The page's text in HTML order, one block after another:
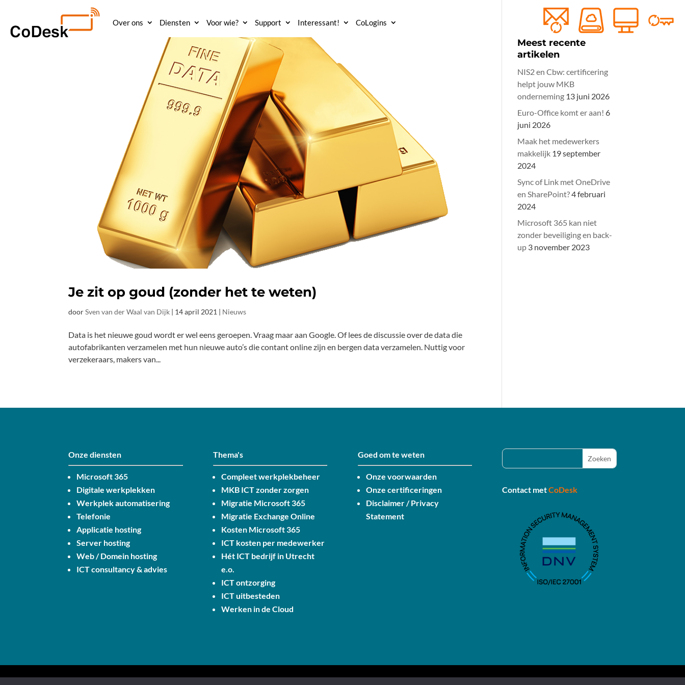
Over ons Diensten Voor wie? Support Interessant! CoLogins
Je zit op goud (zonder het te weten)
doorSven van der Waal van Dijk | 14 april 2021 | Nieuws
Data is het nieuwe goud wordt er wel eens geroepen. Vraag maar aan Google. Of lees de discussie over de data die
autofabrikanten verzamelen met hun nieuwe auto’s die contant online zijn en bergen data verzamelen. Nuttig voor
verzekeraars, makers van...
Meest recente
artikelen
NIS2 en Cbw: certificering
helpt jouw MKB
onderneming 13 juni 2026
Euro-Office komt er aan! 6
juni 2026
Maak het medewerkers
makkelijk 19 september
2024
Sync of Link met OneDrive
en SharePoint?4 februari
2024
Microsoft 365 kan niet
zonder beveiliging en back-
up 3 november 2023
Onze diensten
Microsoft 365
Digitale werkplekken
Werkplek automatisering
Telefonie
Applicatie hosting
Server hosting
Web / Domein hosting
ICT consultancy & advies
Thema's
Compleet werkplekbeheer
MKB ICT zonder zorgen
Migratie Microsoft 365
Migratie Exchange Online
Kosten Microsoft 365
ICT kosten per medewerker
Hét ICT bedrijf in Utrecht
e.o.
ICT ontzorging
ICT uitbesteden
Werken in de Cloud
Goed om te weten
Onze voorwaarden
Onze certificeringen
Disclaimer / Privacy
Statement
Contact metCoDesk